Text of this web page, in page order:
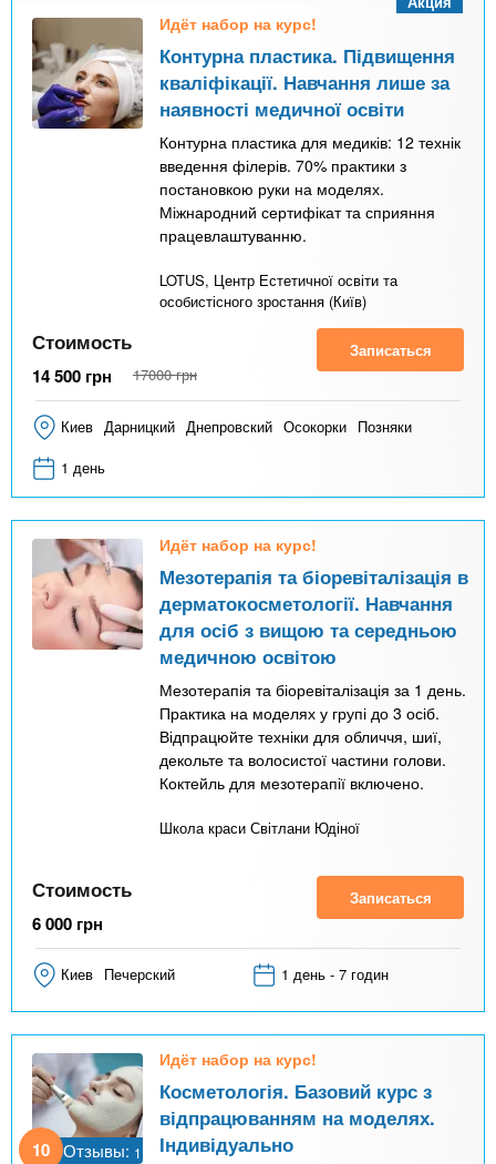
n
s
n
o
Онлайн курсы
За рубежом
Идёт набор на курс!
Контурна пластика. Підвищення
кваліфікації. Навчання лише за
наявності медичної освіти
Контурна пластика для медиків: 12 технік
введення філерів. 70% практики з
постановкою руки на моделях.
Міжнародний сертифікат та сприяння
працевлаштуванню.
LOTUS, Центр Естетичної освіти та
особистісного зростання (Київ)
Стоимость
14 500 грн 17000 грн
Записаться
Киев Дарницкий Днепровский Осокорки Позняки
1 день
Идёт набор на курс!
Мезотерапія та біоревіталізація в
дерматокосметології. Навчання
для осіб з вищою та середньою
медичною освітою
Мезотерапія та біоревіталізація за 1 день.
Практика на моделях у групі до 3 осіб.
Відпрацюйте техніки для обличчя, шиї,
декольте та волосистої частини голови.
Коктейль для мезотерапії включено.
Школа краси Світлани Юдіної
Стоимость
6 000 грн
Записаться
Киев Печерский 1 день - 7 годин
10 Отзывы: 1
Идёт набор на курс!
Косметологія. Базовий курс з
відпрацюванням на моделях.
Індивідуально